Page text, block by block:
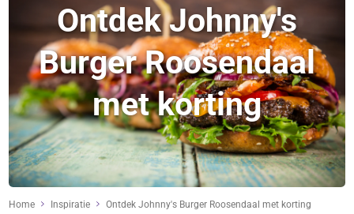
Ontdek Johnny's
Burger Roosendaal
met korting
Home Inspiratie Ontdek Johnny's Burger Roosendaal met korting